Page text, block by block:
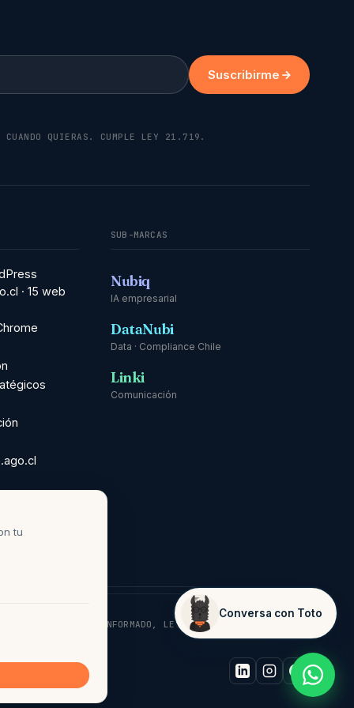
Suscribirme
CUANDO QUIERAS. CUMPLE LEY 21.719.
· 15 web
SUB-MARCAS
Nubiq
IA empresarial
DataNubi
Data · Compliance Chile
Linki
Comunicación
CONSENTIMIENTO INFORMADO, LEY 21.719.
¿Te puedo ayudar?
Conversa con Toto
tu